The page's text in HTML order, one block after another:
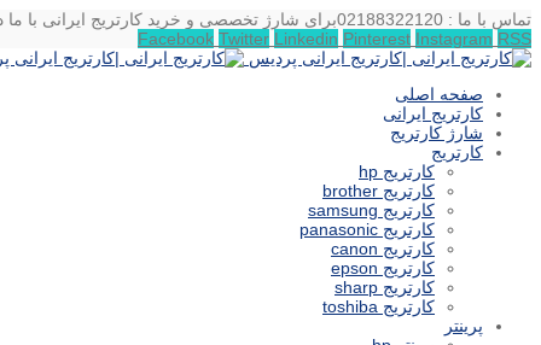
تماس با ما : 02188322120
برای شارژ تخصصی و خرید کارتریج ایرانی با ما
Facebook Twitter Linkedin Pinterest Instagram RSS
صفحه اصلی
کارتریج ایرانی
شارژ کارتریج
کارتریج
کارتریج hp
کارتریج brother
کارتریج samsung
کارتریج panasonic
کارتریج canon
کارتریج epson
کارتریج sharp
کارتریج toshiba
پرینتر